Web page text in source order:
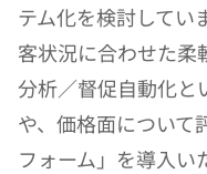
テム化を検討してい
客状況に合わせた柔
分析／督促自動化と
や、価格面について
フォーム」を導入い